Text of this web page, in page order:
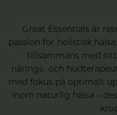
Great Essentials är
passion för holistisk
tillsammans med
närings- och
med fokus på optimalt
inom naturlig hälsa –